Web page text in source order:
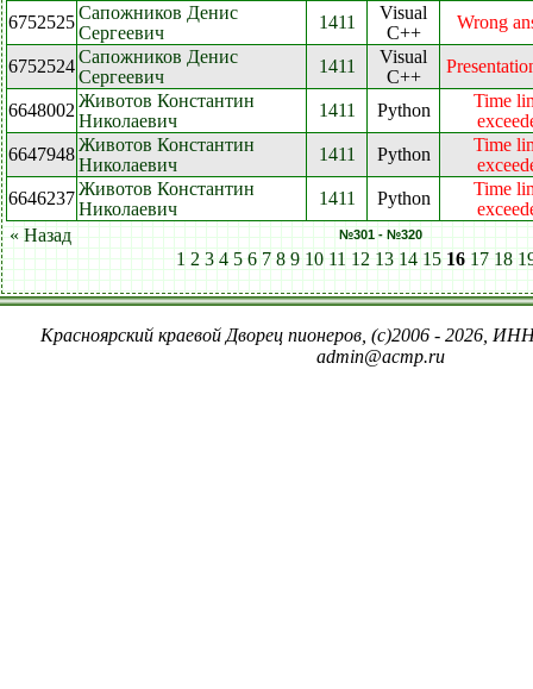
6752525Сапожников Денис
Сергеевич
1411
Visual
C++
Wrong
6752524Сапожников Денис
Сергеевич
1411
Visual
C++
6648002 Животов Константин
Николаевич
1411 Python
Time
6647948Животов Константин
Николаевич
1411 Python
Time
6646237Животов Константин
Николаевич
1411 Python
Time
« Назад
№301 - №320
1 2 3 4 5 6 7 8 9 10 11 12 13 14 15 16 17 18
Красноярский краевой Дворец пионеров, (c)2006 - 2026,
admin@acmp.ru